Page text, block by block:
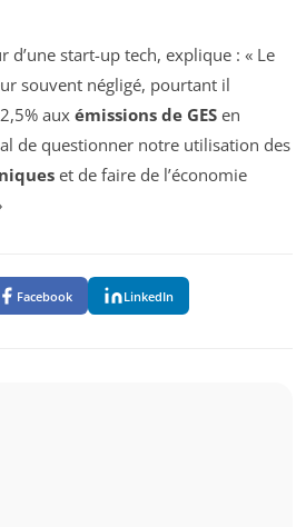
d’une start-up tech, explique : « Le
souvent négligé, pourtant il
aux émissions de GES en
de questionner notre utilisation des
et de faire de l’économie
Facebook LinkedIn